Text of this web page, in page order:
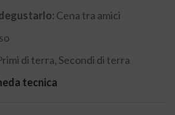
Cena tra amici
di terra, Secondi di terra
tecnica